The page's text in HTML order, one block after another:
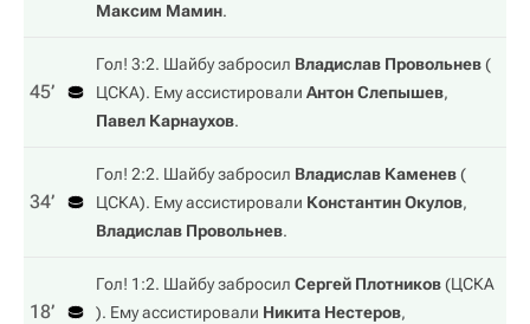
Максим Мамин.
45‎’‎
Гол! 3:2. Шайбу забросил Владислав Провольнев(
ЦСКА). Ему ассистировали Антон Слепышев,
Павел Карнаухов.
34‎’‎
Гол! 2:2. Шайбу забросил Владислав Каменев(
ЦСКА). Ему ассистировали Константин Окулов,
Владислав Провольнев.
18‎’‎
Гол! 1:2. Шайбу забросил Сергей Плотников(ЦСКА
). Ему ассистировали Никита Нестеров,